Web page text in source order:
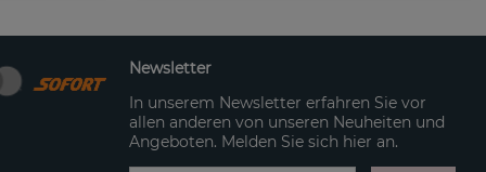
Newsletter
In unserem Newsletter erfahren Sie vor
allen anderen von unseren Neuheiten und
Angeboten. Melden Sie sich hier an.